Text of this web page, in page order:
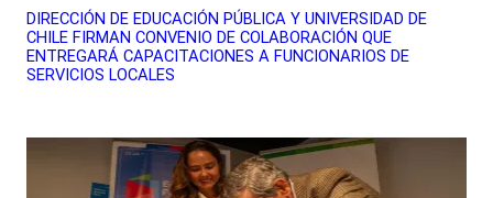
DIRECCIÓN DE EDUCACIÓN PÚBLICA Y UNIVERSIDAD DE
CHILE FIRMAN CONVENIO DE COLABORACIÓN QUE
ENTREGARÁ CAPACITACIONES A FUNCIONARIOS DE
SERVICIOS LOCALES